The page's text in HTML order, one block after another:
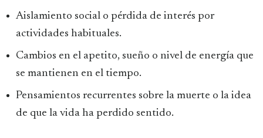
Aislamiento social o pérdida de interés por
actividades habituales.
Cambios en el apetito, sueño o nivel de energía que
se mantienen en el tiempo.
Pensamientos recurrentes sobre la muerte o la idea
de que la vida ha perdido sentido.